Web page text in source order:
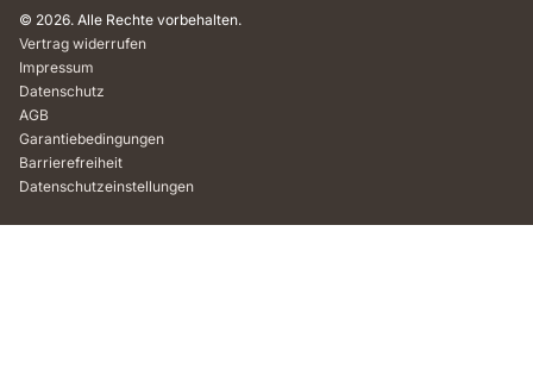
© 2026. Alle Rechte vorbehalten.
Vertrag widerrufen
Impressum
Datenschutz
AGB
Garantiebedingungen
Barrierefreiheit
Datenschutzeinstellungen